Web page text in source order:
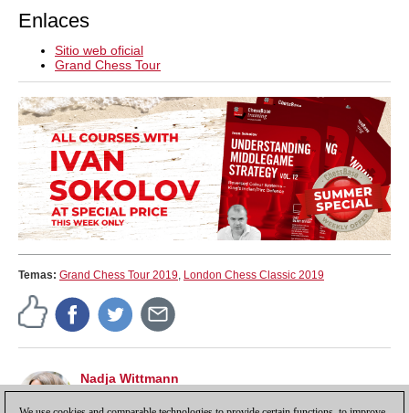
Enlaces
Sitio web oficial
Grand Chess Tour
Temas: Grand Chess Tour 2019, London Chess Classic 2019
Nadja Wittmann
Editora de la web de ChessBase con noticias en
castellano, tutoriales y marketing.